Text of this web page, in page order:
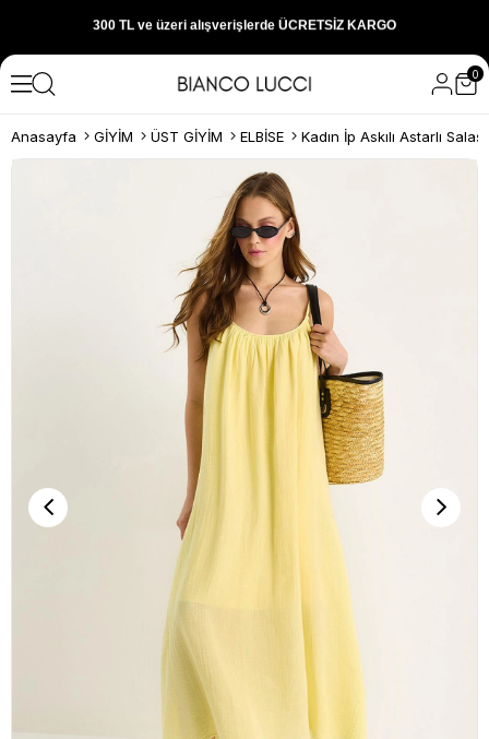
1000 TL ve üzeri alışverişlerde 150 TL İNDİRİM
Yeni sezon ürünlerini hemen keşfedin
300 TL ve üzeri alışverişlerde ÜCRETSİZ KARGO
1000 TL ve üzeri alışverişlerde 150 TL İNDİRİM
0
Anasayfa GİYİM ÜST GİYİM ELBİSE